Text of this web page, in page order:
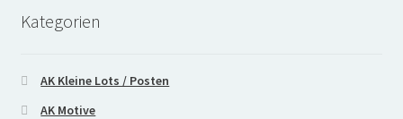
Kategorien
AK Kleine Lots / Posten
AK Motive